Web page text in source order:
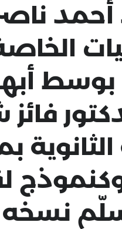
أحمد
بوسط
نسخه